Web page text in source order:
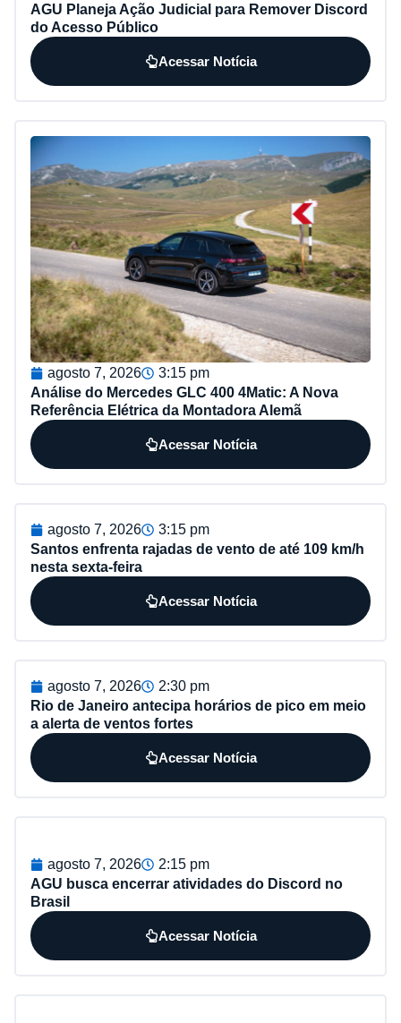
AGU Planeja Ação Judicial para Remover Discord
do Acesso Público
Acessar Notícia
agosto 7, 2026
3:15 pm
Análise do Mercedes GLC 400 4Matic: A Nova
Referência Elétrica da Montadora Alemã
Acessar Notícia
agosto 7, 2026
3:15 pm
Santos enfrenta rajadas de vento de até 109 km/h
nesta sexta-feira
Acessar Notícia
agosto 7, 2026
2:30 pm
Rio de Janeiro antecipa horários de pico em meio
a alerta de ventos fortes
Acessar Notícia
agosto 7, 2026
2:15 pm
AGU busca encerrar atividades do Discord no
Brasil
Acessar Notícia